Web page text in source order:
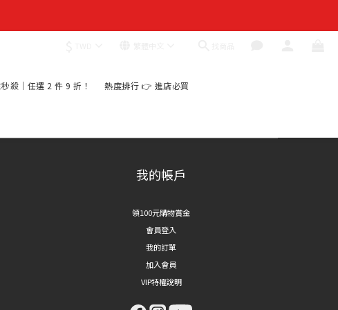
殺｜任選 2 件 9 折！ 熱度排行 👉 進店必買
我的帳戶
領100元購物賞金
會員登入
我的訂單
加入會員
VIP特權說明